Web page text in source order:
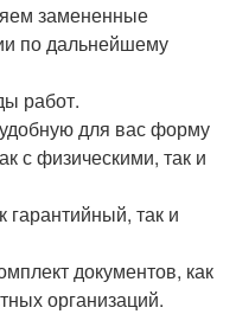
замененные
по дальнейшему
работ.
для вас форму
с физическими, так и
гарантийный, так и
документов, как
организаций.